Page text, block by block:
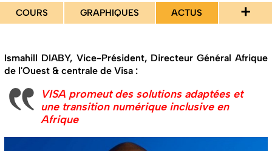
COURS GRAPHIQUES ACTUS +
Ismahill DIABY, Vice-Président, Directeur Général Afrique
de l'Ouest & centrale de Visa :
VISA promeut des solutions adaptées et
une transition numérique inclusive en
Afrique